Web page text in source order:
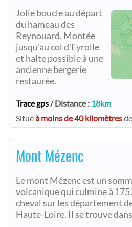
Jolie boucle au départ
du hameau des
Reynouard. Montée
jusqu'au col d'Eyrolle
et halte possible à une
ancienne bergerie
restaurée.
Trace gps/ Distance : 18km
Situéà moins de 40 kilomètresde
Mont Mézenc
Le mont Mézenc est un
volcanique qui culmine à
cheval sur les département
Haute-Loire. Il se trouve